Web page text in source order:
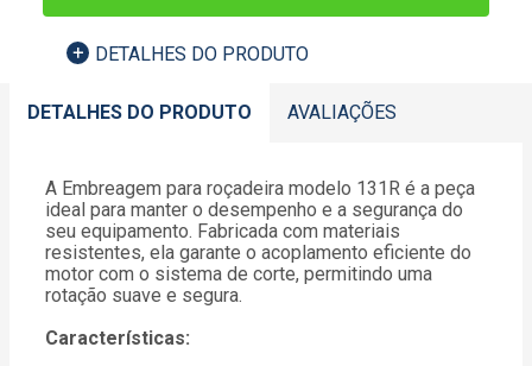
DETALHES DO PRODUTO
DETALHES DO PRODUTO AVALIAÇÕES
A Embreagem para roçadeira modelo 131R é a peça
ideal para manter o desempenho e a segurança do
seu equipamento. Fabricada com materiais
resistentes, ela garante o acoplamento eficiente do
motor com o sistema de corte, permitindo uma
rotação suave e segura.
Características: